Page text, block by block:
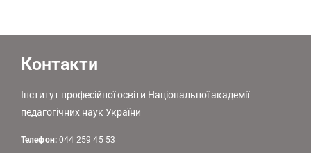
Контакти
Інститут професійної освіти Національної академії
педагогічних наук України
Телефон:044 259 45 53